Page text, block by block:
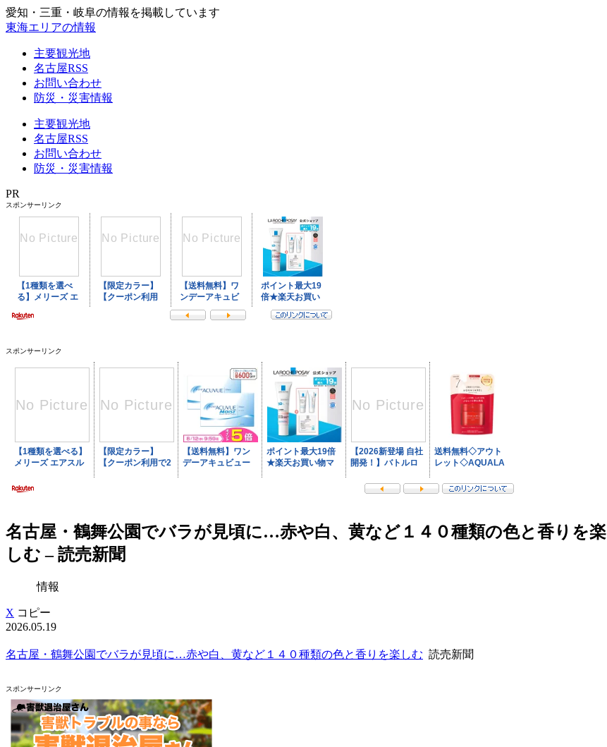
愛知・三重・岐阜の情報を掲載しています
東海エリアの情報
主要観光地
名古屋RSS
お問い合わせ
防災・災害情報
主要観光地
名古屋RSS
お問い合わせ
防災・災害情報
PR
スポンサーリンク
スポンサーリンク
名古屋・鶴舞公園でバラが見頃に…赤や白、黄など１４０種類の色と香りを楽
しむ – 読売新聞
情報
X コピー
2026.05.19
名古屋・鶴舞公園でバラが見頃に…赤や白、黄など１４０種類の色と香りを楽しむ 読売新聞
スポンサーリンク